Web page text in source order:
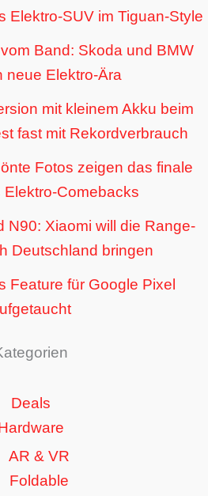
Elektro-SUV im Tiguan-Style
Band: Skoda und BMW
neue Elektro-Ära
mit kleinem Akku beim
fast mit Rekordverbrauch
Fotos zeigen das finale
Elektro-Comebacks
N90: Xiaomi will die Range-
Deutschland bringen
Feature für Google Pixel
Deals
AR & VR
Foldable